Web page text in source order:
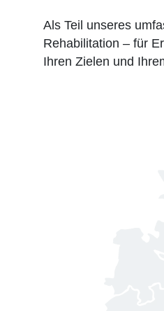
Als Teil unseres
Rehabilitation – für
Ihren Zielen und